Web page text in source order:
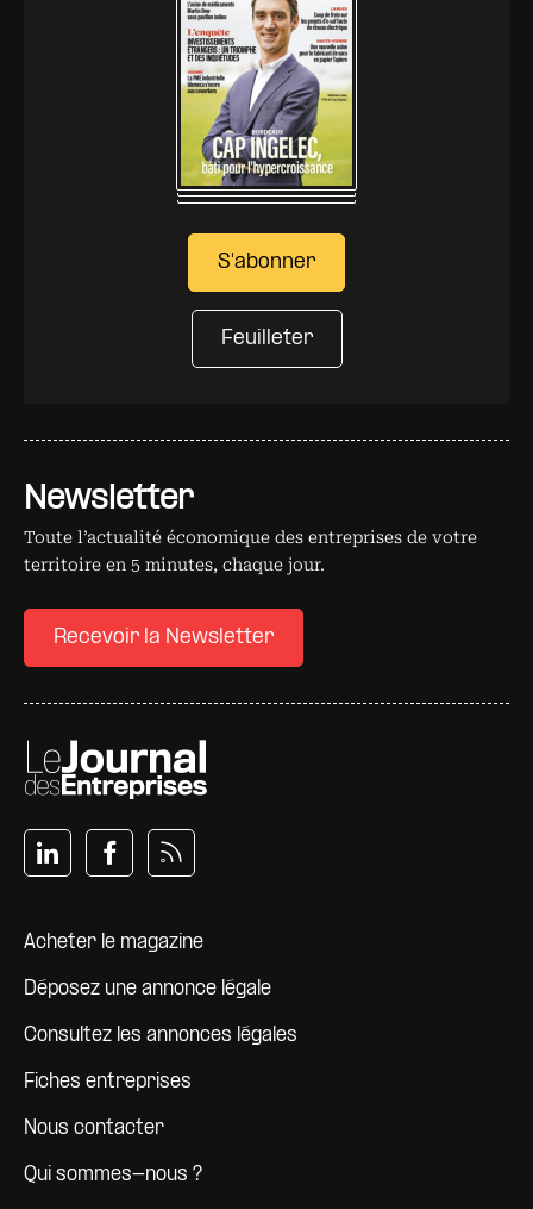
Newsletter
Toute l’actualité économique des entreprises de votre
territoire en 5 minutes, chaque jour.
Recevoir la Newsletter
Pied de page
Acheter le magazine
Déposez une annonce légale
Consultez les annonces légales
Fiches entreprises
Nous contacter
Qui sommes-nous ?
S'abonner
Feuilleter